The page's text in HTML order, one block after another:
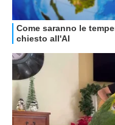
GUIDE ALL'ACQUISTO